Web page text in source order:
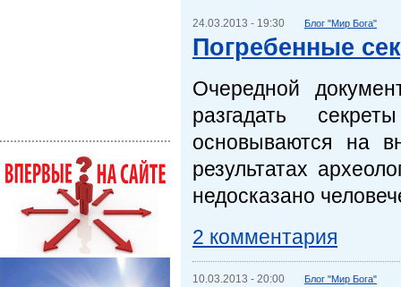
24.03.2013 - 19:30 Блог "Мир Бога"
Погребенные
Очередной
разгадать
основываются на
результатах
недосказано
2 комментария
10.03.2013 - 20:00 Блог "Мир Бога"